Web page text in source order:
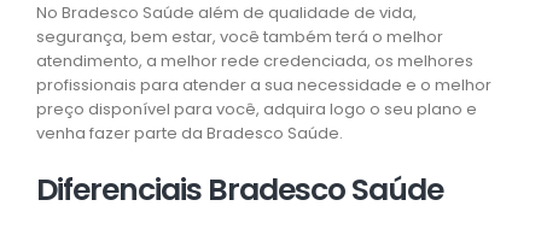
No Bradesco Saúde além de qualidade de vida,
segurança, bem estar, você também terá o melhor
atendimento, a melhor rede credenciada, os melhores
profissionais para atender a sua necessidade e o melhor
preço disponível para você, adquira logo o seu plano e
venha fazer parte da Bradesco Saúde.
Diferenciais Bradesco Saúde